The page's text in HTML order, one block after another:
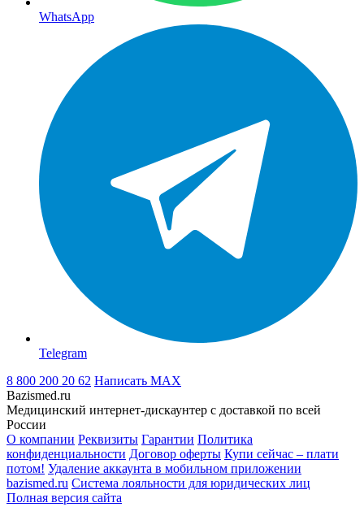
WhatsApp
Telegram
8 800 200 20 62 Написать MAX
Bazismed.ru
Медицинский интернет-дискаунтер с доставкой по всей
России
О компании Реквизиты Гарантии Политика
конфиденциальности Договор оферты Купи сейчас – плати
потом! Удаление аккаунта в мобильном приложении
bazismed.ru Система лояльности для юридических лиц
Полная версия сайта